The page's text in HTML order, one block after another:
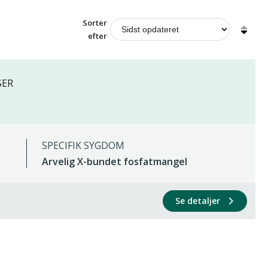
Sorter
efter
SPECIFIK SYGDOM
Arvelig X-bundet fosfatmangel
Se detaljer